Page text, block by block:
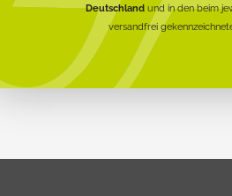
Deutschlandund in den beim
versandfrei